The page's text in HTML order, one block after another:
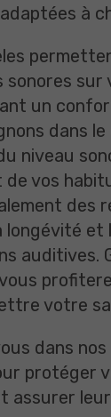
à
sonores
un
dans
niveau
de vos
des
longévité et
auditives.
votre
dans
protéger
assurer